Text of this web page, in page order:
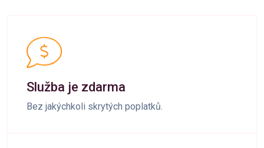
Služba je zdarma
Bez jakýchkoli skrytých poplatků.